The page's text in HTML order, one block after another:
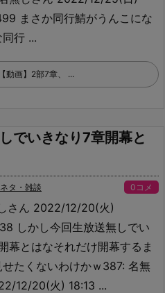
まさか同行鯖がうんこにな
同行 ...
動画】2部7章、 ...
でいきなり7章開幕と
ネタ・雑談 0コメ
さん 2022/12/20(火)
しかし今回生放送無しでい
幕とはなそれだけ開幕するま
せたくないわけかｗ387: 名無
12/20(火) 18:13 ...